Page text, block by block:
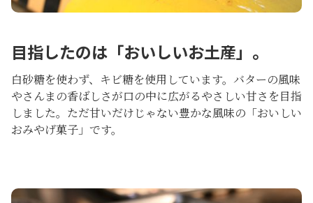
目指したのは「おいしいお土産」。
白砂糖を使わず、キビ糖を使用しています。バターの風味
やさんまの香ばしさが口の中に広がるやさしい甘さを目指
しました。ただ甘いだけじゃない豊かな風味の「おいしい
おみやげ菓子」です。